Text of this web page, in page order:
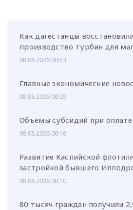
Как дагестанцы
производство турбин для
08.08.2026 00:53
Главные экономические
08.08.2026 00:29
Объемы субсидий при
08.08.2026 00:18
Развитие Каспийской
застройкой бывшего
08.08.2026 00:10
80 тысяч граждан получили